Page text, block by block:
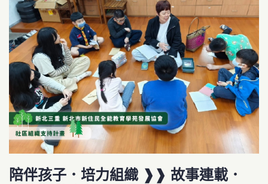
陪伴孩子．培力組織 ❱❱ 故事連載．